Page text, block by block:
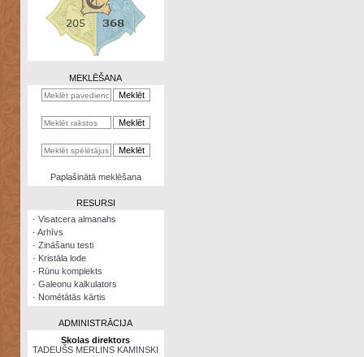
Zināšanu
kalkulators
Nomētātās
MEKLĒŠANA
Paplašinātā meklēšana
RESURSI
· Visatcera almanahs
· Arhīvs
· Zināšanu testi
· Kristāla lode
· Rūnu komplekts
· Galeonu kalkulators
· Nomētātās kārtis
ADMINISTRĀCIJA
Skolas direktors
TADEUŠS MERLINS KAMINSKI